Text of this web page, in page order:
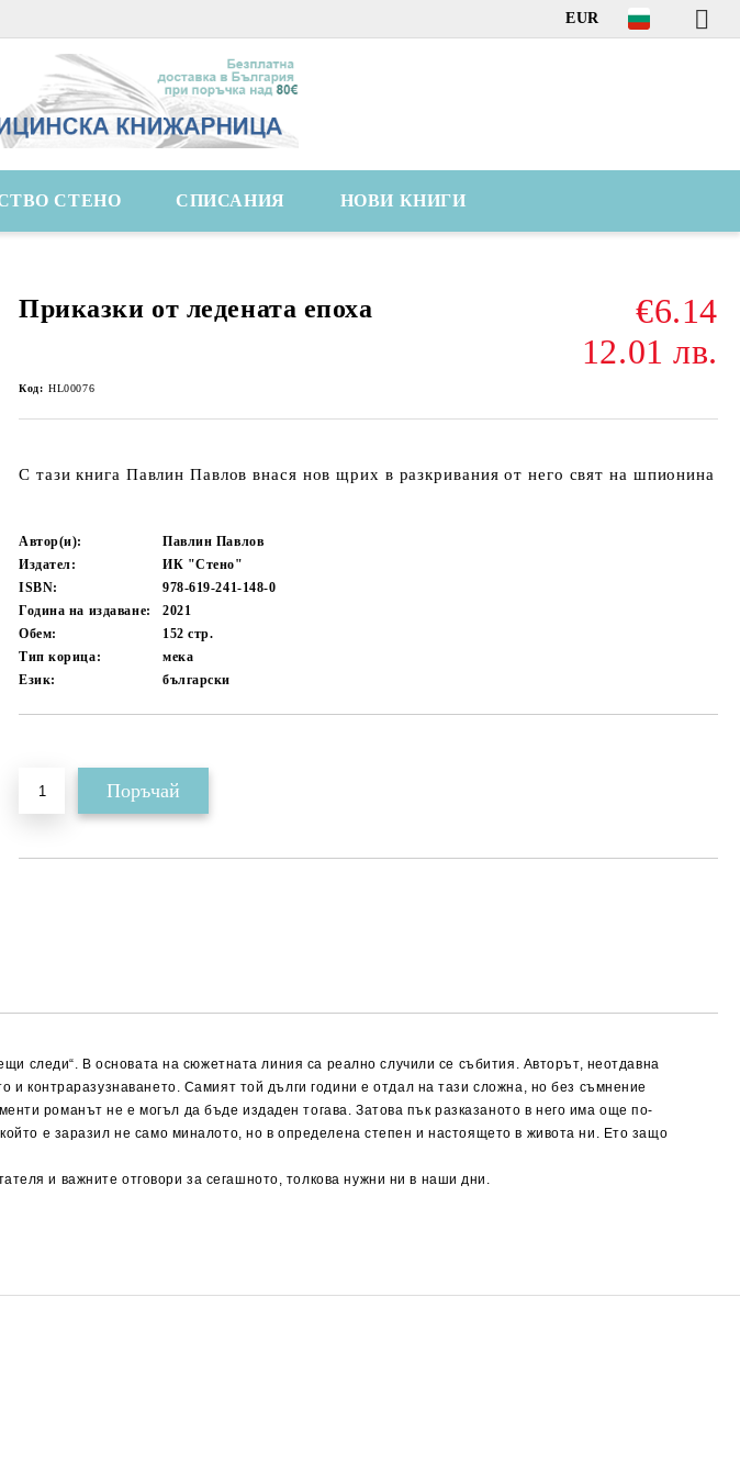
EUR
СТЕНО СПИСАНИЯ НОВИ КНИГИ
Приказки от ледената епоха
€6.14
12.01 лв.
Код: HL00076
С тази книга Павлин Павлов внася нов щрих в разкривания от него свят на шпионина
Автор(и):
Павлин Павлов
Издател:
ИК "Стено"
ISBN:
978-619-241-148-0
Година на издаване:
2021
Обем:
152стр.
Тип корица:
мека
Език:
български
следи“. В основата на сюжетната линия са реално случили се събития. Авторът, неотдавна
и контраразузнаването. Самият той дълги години е отдал на тази сложна, но без съмнение
романът не е могъл да бъде издаден тогава. Затова пък разказаното в него има още по-
е заразил не само миналото, но в определена степен и настоящето в живота ни. Ето защо
и важните отговори за сегашното, толкова нужни ни в наши дни.